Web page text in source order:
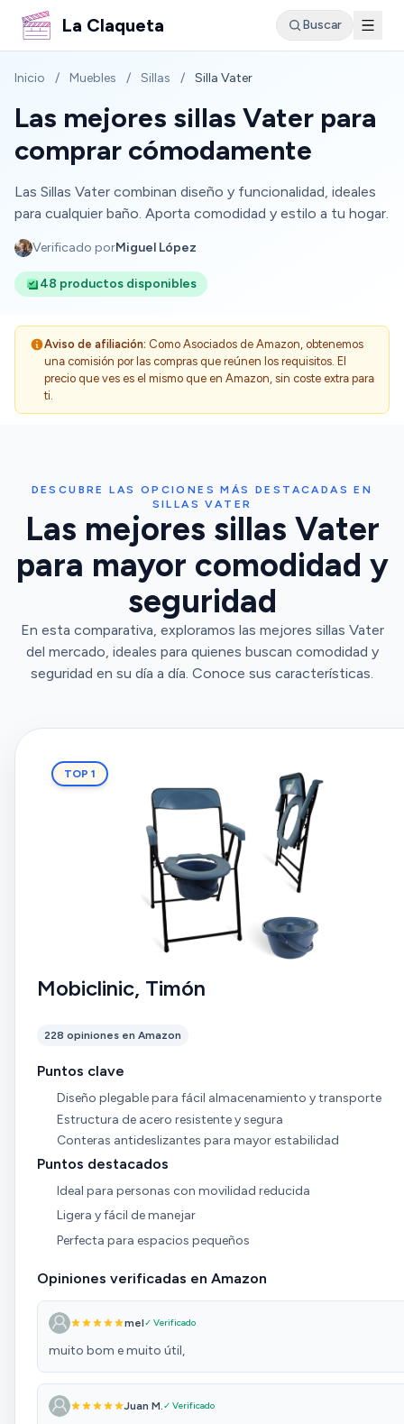
La Claqueta Buscar
Inicio / Muebles / Sillas / Silla Vater
Las mejores sillas Vater para
comprar cómodamente
Las Sillas Vater combinan diseño y funcionalidad, ideales
para cualquier baño. Aporta comodidad y estilo a tu hogar.
Verificado porMiguel López
48 productos disponibles
Aviso de afiliación: Como Asociados de Amazon, obtenemos
una comisión por las compras que reúnen los requisitos. El
precio que ves es el mismo que en Amazon, sin coste extra para
ti.
DESCUBRE LAS OPCIONES MÁS DESTACADAS EN
SILLAS VATER
Las mejores sillas Vater
para mayor comodidad y
seguridad
En esta comparativa, exploramos las mejores sillas Vater
del mercado, ideales para quienes buscan comodidad y
seguridad en su día a día. Conoce sus características.
TOP 1
Mobiclinic, Timón
228 opiniones en Amazon
Puntos clave
Diseño plegable para fácil almacenamiento y transporte
Estructura de acero resistente y segura
Conteras antideslizantes para mayor estabilidad
Puntos destacados
Ideal para personas con movilidad reducida
Ligera y fácil de manejar
Perfecta para espacios pequeños
Opiniones verificadas en Amazon
mel✓ Verificado
muito bom e muito útil,
Juan M. ✓ Verificado